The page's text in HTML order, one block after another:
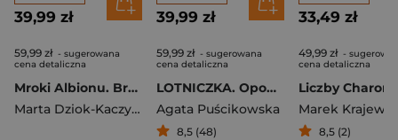
39,99 zł
59,99 zł - sugerowana
cena detaliczna
Mroki Albionu. Brytyjskie legendy, potwory i zbrodnie
Marta Dziok-Kaczyńska
39,99 zł
59,99 zł - sugerowana
cena detaliczna
LOTNICZKA. Opowieść o Janinie Lewandowskiej
Agata Puścikowska
8,5 (48)
33,49 zł
49,99 zł -
cena detaliczna
Marek
8,5 (2)